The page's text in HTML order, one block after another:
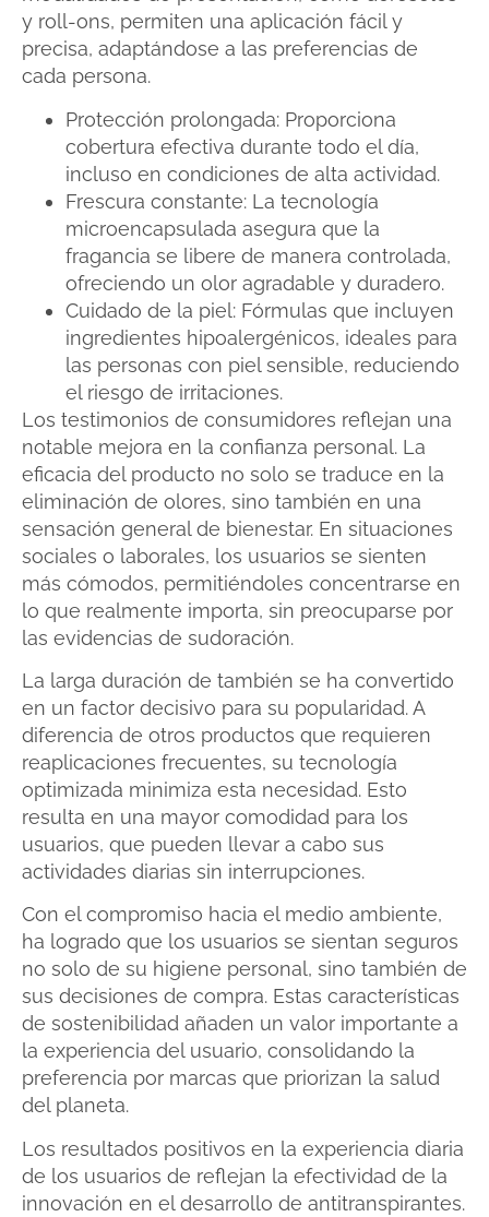
y roll-ons, permiten una aplicación fácil y
precisa, adaptándose a las preferencias de
cada persona.
Protección prolongada: Proporciona
cobertura efectiva durante todo el día,
incluso en condiciones de alta actividad.
Frescura constante: La tecnología
microencapsulada asegura que la
fragancia se libere de manera controlada,
ofreciendo un olor agradable y duradero.
Cuidado de la piel: Fórmulas que incluyen
ingredientes hipoalergénicos, ideales para
las personas con piel sensible, reduciendo
el riesgo de irritaciones.
Los testimonios de consumidores reflejan una
notable mejora en la confianza personal. La
eficacia del producto no solo se traduce en la
eliminación de olores, sino también en una
sensación general de bienestar. En situaciones
sociales o laborales, los usuarios se sienten
más cómodos, permitiéndoles concentrarse en
lo que realmente importa, sin preocuparse por
las evidencias de sudoración.
La larga duración de también se ha convertido
en un factor decisivo para su popularidad. A
diferencia de otros productos que requieren
reaplicaciones frecuentes, su tecnología
optimizada minimiza esta necesidad. Esto
resulta en una mayor comodidad para los
usuarios, que pueden llevar a cabo sus
actividades diarias sin interrupciones.
Con el compromiso hacia el medio ambiente,
ha logrado que los usuarios se sientan seguros
no solo de su higiene personal, sino también de
sus decisiones de compra. Estas características
de sostenibilidad añaden un valor importante a
la experiencia del usuario, consolidando la
preferencia por marcas que priorizan la salud
del planeta.
Los resultados positivos en la experiencia diaria
de los usuarios de reflejan la efectividad de la
innovación en el desarrollo de antitranspirantes.